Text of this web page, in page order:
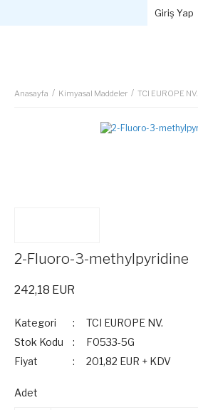
Giriş Yap
Anasayfa Kimyasal Maddeler TCI EUROPE NV.
2-Fluoro-3-methylpyridine
242,18 EUR
Kategori
TCI EUROPE NV.
Stok Kodu
F0533-5G
Fiyat
201,82 EUR + KDV
Adet